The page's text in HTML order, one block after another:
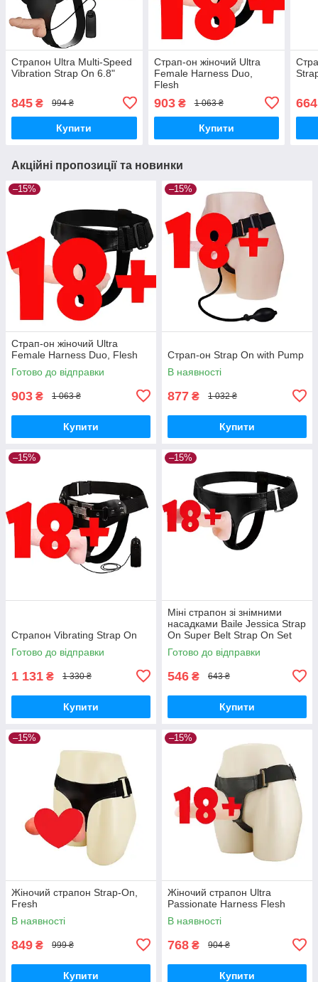
Страпон Ultra Multi-Speed
Vibration Strap On 6.8"
845 ₴ 994 ₴
Купити
Страп-он жіночий Ultra
Female Harness Duo,
Flesh
903₴ 1 063 ₴
Купити
664
Акційні пропозиції та новинки
–15%
Страп-он жіночий Ultra
Female Harness Duo, Flesh
Готово до відправки
903 ₴ 1 063 ₴
Купити
–15%
Страп-он Strap On with Pump
В наявності
877 ₴ 1 032 ₴
Купити
–15%
Страпон Vibrating Strap On
Готово до відправки
1 131 ₴ 1 330 ₴
Купити
–15%
Міні страпон зі знімними
насадками Baile Jessica Strap
On Super Belt Strap On Set
Готово до відправки
546 ₴ 643 ₴
Купити
–15%
Жіночий страпон Strap-On,
Fresh
В наявності
849 ₴ 999 ₴
Купити
–15%
Жіночий страпон Ultra
Passionate Harness Flesh
В наявності
768 ₴ 904 ₴
Купити